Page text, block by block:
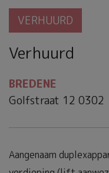
VERHUURD
Verhuurd
BREDENE
Golfstraat 12 0302
Aangenaam